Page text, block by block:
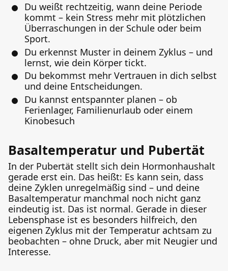
Du weißt rechtzeitig, wann deine Periode
kommt – kein Stress mehr mit plötzlichen
Überraschungen in der Schule oder beim
Sport.
Du erkennst Muster in deinem Zyklus – und
lernst, wie dein Körper tickt.
Du bekommst mehr Vertrauen in dich selbst
und deine Entscheidungen.
Du kannst entspannter planen – ob
Ferienlager, Familienurlaub oder einem
Kinobesuch
Basaltemperatur und Pubertät
In der Pubertät stellt sich dein Hormonhaushalt
gerade erst ein. Das heißt: Es kann sein, dass
deine Zyklen unregelmäßig sind – und deine
Basaltemperatur manchmal noch nicht ganz
eindeutig ist. Das ist normal. Gerade in dieser
Lebensphase ist es besonders hilfreich, den
eigenen Zyklus mit der Temperatur achtsam zu
beobachten – ohne Druck, aber mit Neugier und
Interesse.